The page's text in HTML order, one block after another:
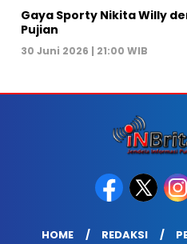
Gaya Sporty Nikita Willy
Pujian
30 Juni 2026 | 21:00 WIB
HOME REDAKSI